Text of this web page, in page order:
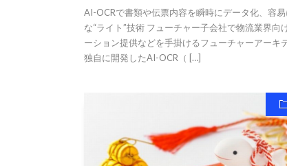
AI-OCRで書類や伝票内容を瞬時にデータ化、容
な“ライト”技術 フューチャー子会社で物流業界向
ーション提供などを手掛けるフューチャーアーキ
独自に開発したAI-OCR（ […]